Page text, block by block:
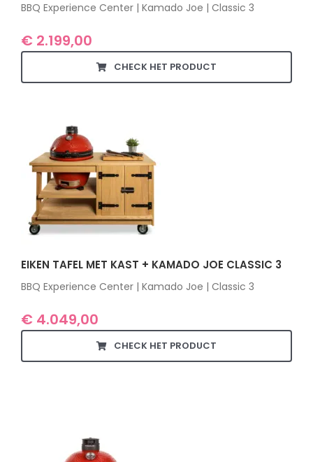
BBQ Experience Center | Kamado Joe | Classic 3
€2.199,00
CHECK HET PRODUCT
EIKEN TAFEL MET KAST + KAMADO JOE CLASSIC 3
BBQ Experience Center | Kamado Joe | Classic 3
€4.049,00
CHECK HET PRODUCT